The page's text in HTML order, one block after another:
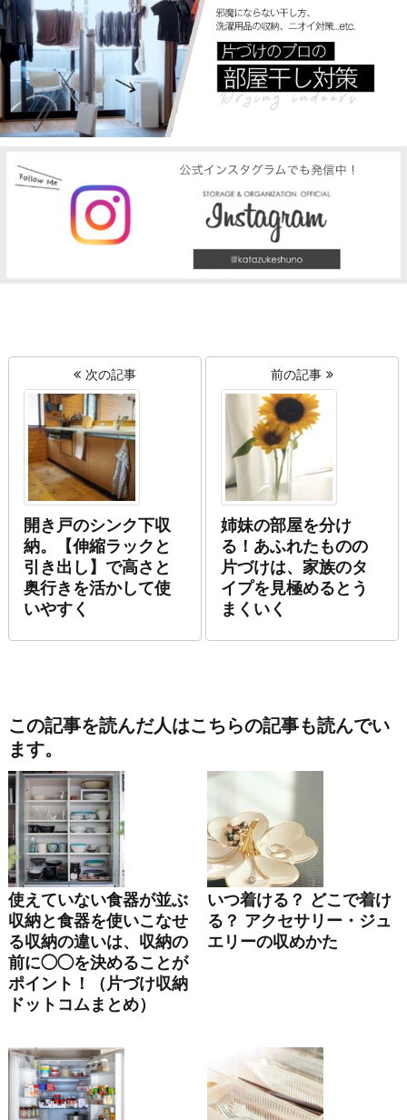
次の記事
開き戸のシンク下収
納。【伸縮ラックと
引き出し】で高さと
奥行きを活かして使
いやすく
前の記事
姉妹の部屋を分け
る！あふれたものの
片づけは、家族のタ
イプを見極めるとう
まくいく
この記事を読んだ人はこちらの記事も読んでい
ます。
使えていない食器が並ぶ
収納と食器を使いこなせ
る収納の違いは、収納の
前に◯◯を決めることが
ポイント！（片づけ収納
ドットコムまとめ）
いつ着ける？ どこで着け
る？ アクセサリー・ジュ
エリーの収めかた